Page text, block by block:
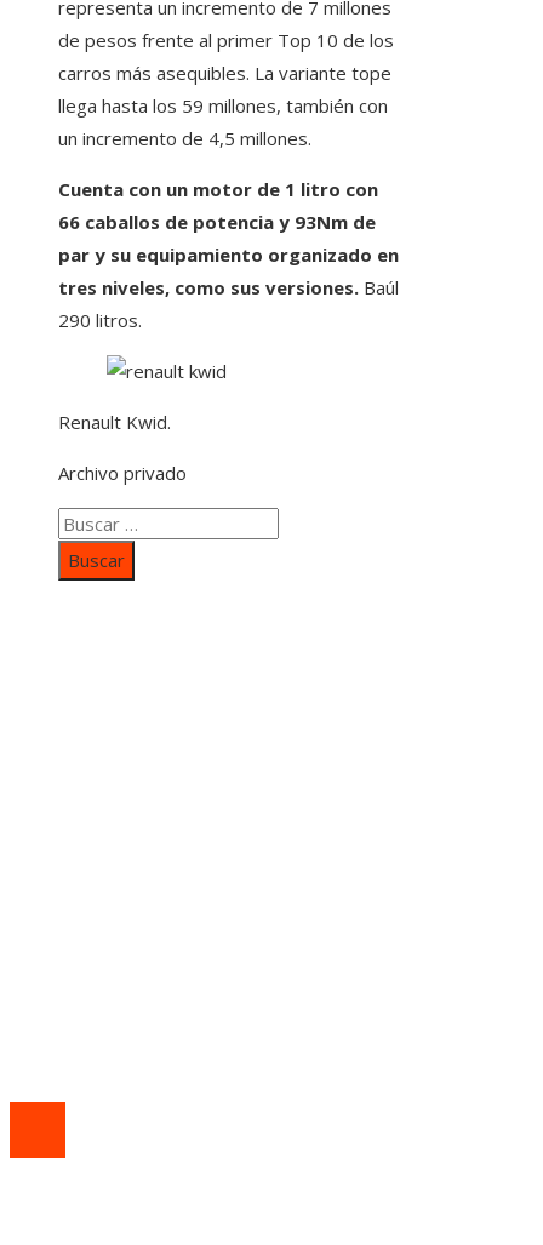
representa un incremento de 7 millones
de pesos frente al primer Top 10 de los
carros más asequibles. La variante tope
llega hasta los 59 millones, también con
un incremento de 4,5 millones.
Cuenta con un motor de 1 litro con
66 caballos de potencia y 93Nm de
par y su equipamiento organizado en
tres niveles, como sus versiones. Baúl
290 litros.
Renault Kwid.
Archivo privado
Buscar: